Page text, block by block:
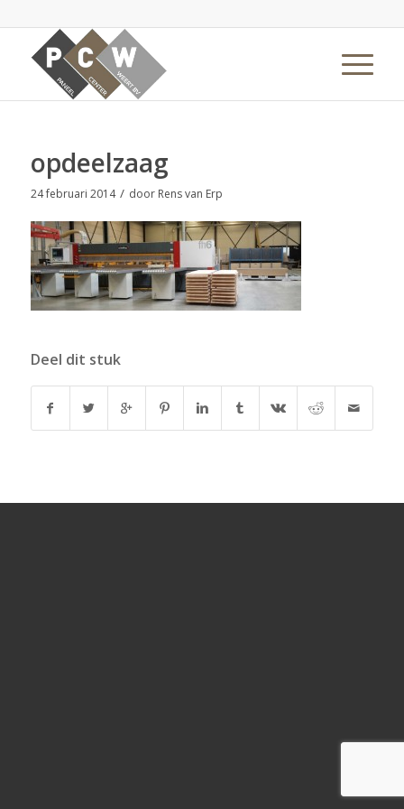
opdeelzaag
24 februari 2014 / door Rens van Erp
Deel dit stuk